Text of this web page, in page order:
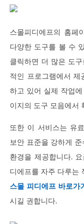
스몰피디에프의 홈페
다양한 도구를 볼 수
클릭하면 더 많은 도
적인 프로그램에서 제
하고 있어 실제 작업
이지의 도구 모음에서
또한 이 서비스는 유
보안 표준을 강하게
환경을 제공합니다.
디에프를 자주 다루는
스몰 피디에프 바로가
시길 권합니다.